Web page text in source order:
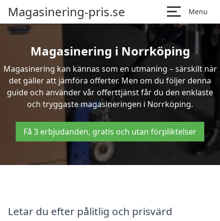
Magasinering-pris.se Menu
Magasinering i Norrköping
Magasinering kan kännas som en utmaning – särskilt när
det gäller att jämföra offerter. Men om du följer denna
guide och använder vår offerttjänst får du den enklaste
och tryggaste magasineringen i Norrköping.
Få 3 erbjudanden, gratis och utan förpliktelser
Letar du efter pålitlig och prisvärd